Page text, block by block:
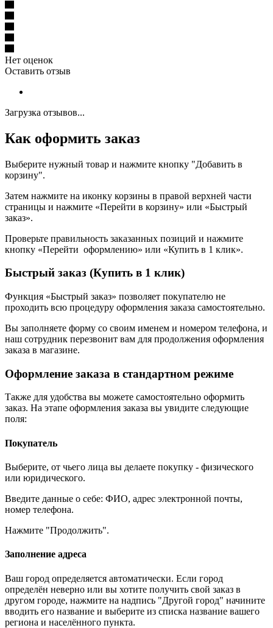
Нет оценок
Оставить отзыв
Загрузка отзывов...
Как оформить заказ
Выберите нужный товар и нажмите кнопку "Добавить в
корзину".
Затем нажмите на иконку корзины в правой верхней части
страницы и нажмите «Перейти в корзину» или «Быстрый
заказ».
Проверьте правильность заказанных позиций и нажмите
кнопку «Перейти оформлению» или «Купить в 1 клик».
Быстрый заказ (Купить в 1 клик)
Функция «Быстрый заказ» позволяет покупателю не
проходить всю процедуру оформления заказа самостоятельно.
Вы заполняете форму со своим именем и номером телефона, и
наш сотрудник перезвонит вам для продолжения оформления
заказа в магазине.
Оформление заказа в стандартном режиме
Также для удобства вы можете самостоятельно оформить
заказ. На этапе оформления заказа вы увидите следующие
поля:
Покупатель
Выберите, от чьего лица вы делаете покупку - физического
или юридического.
Введите данные о себе: ФИО, адрес электронной почты,
номер телефона.
Нажмите "Продолжить".
Заполнение адреса
Ваш город определяется автоматически. Если город
определён неверно или вы хотите получить свой заказ в
другом городе, нажмите на надпись "Другой город" начините
вводить его название и выберите из списка название вашего
региона и населённого пункта.